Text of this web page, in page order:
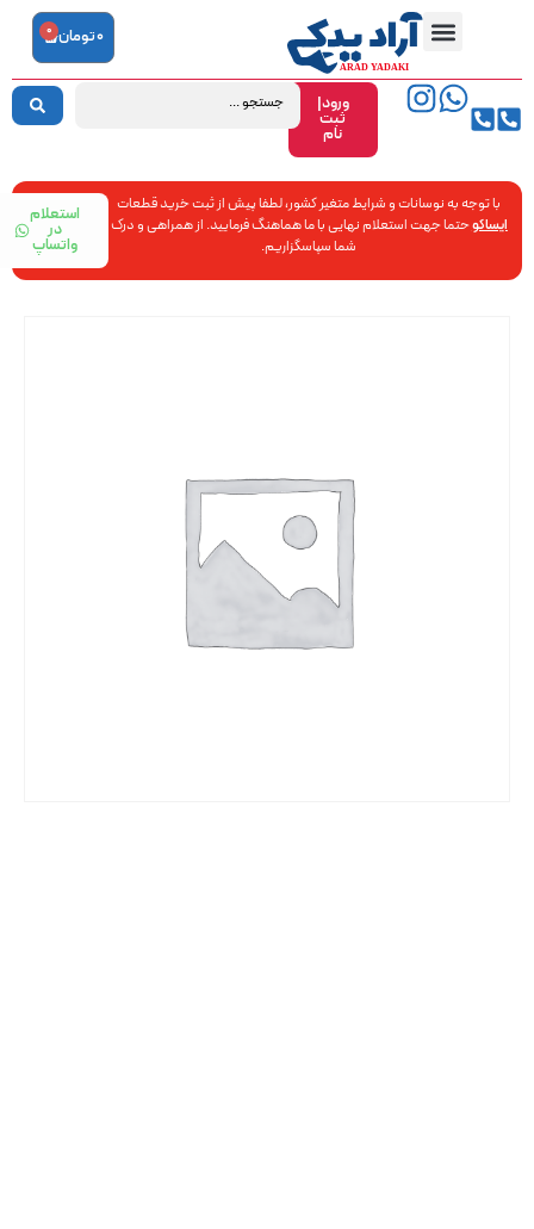
ورود|
ثبت
نام
0تومان 0
با توجه به نوسانات و شرایط متغیر کشور، لطفا پیش از ثبت خرید قطعات
ایساکوحتما جهت استعلام نهایی با ما هماهنگ فرمایید. از همراهی و درک
شما سپاسگزاریم.
استعلام
در
واتساپ